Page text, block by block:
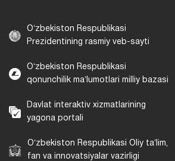
Oʻzbekiston Respublikasi
Prezidentining rasmiy veb-sayti
Oʻzbekiston Respublikasi
qonunchilik maʼlumotlari milliy bazasi
Davlat interaktiv xizmatlarining
yagona portali
Oʻzbekiston Respublikasi Oliy taʼlim,
fan va innovatsiyalar vazirligi